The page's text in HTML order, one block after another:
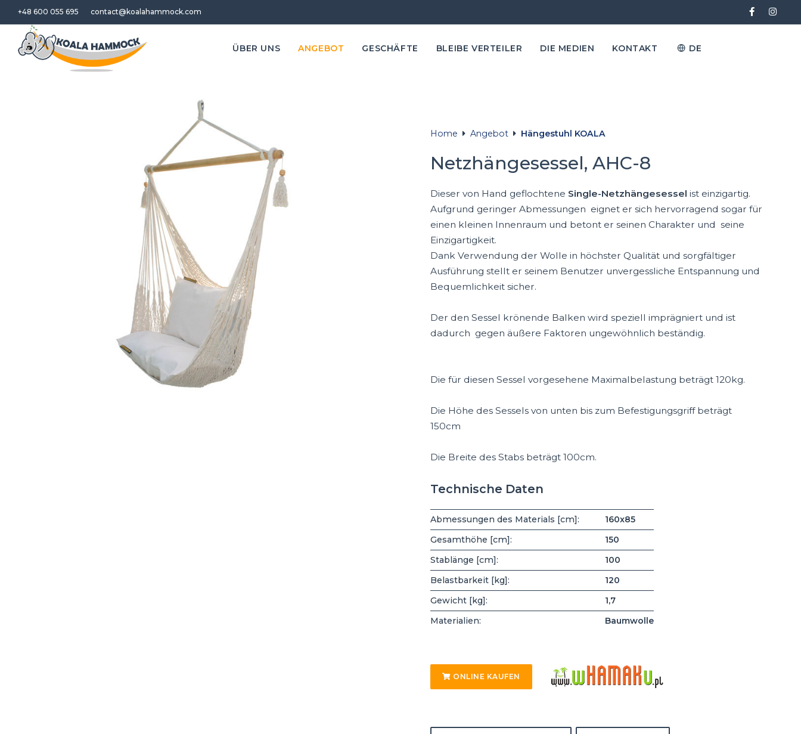
+48 600 055 695 contact@koalahammock.com
ÜBER UNS ANGEBOT GESCHÄFTE BLEIBE VERTEILER DIE MEDIEN KONTAKT DE
Home Angebot Hängestuhl KOALA
Netzhängesessel, AHC-8
Dieser von Hand geflochtene Single-Netzhängesessel ist einzigartig.
Aufgrund geringer Abmessungen eignet er sich hervorragend sogar für
einen kleinen Innenraum und betont er seinen Charakter und seine
Einzigartigkeit.
Dank Verwendung der Wolle in höchster Qualität und sorgfältiger
Ausführung stellt er seinem Benutzer unvergessliche Entspannung und
Bequemlichkeit sicher.
Der den Sessel krönende Balken wird speziell imprägniert und ist
dadurch gegen äußere Faktoren ungewöhnlich beständig.
Die für diesen Sessel vorgesehene Maximalbelastung beträgt 120kg.
Die Höhe des Sessels von unten bis zum Befestigungsgriff beträgt
150cm
Die Breite des Stabs beträgt 100cm.
Technische Daten
Abmessungen des Materials [cm]:
160x85
Gesamthöhe [cm]:
150
Stablänge [cm]:
100
Belastbarkeit [kg]:
120
Gewicht [kg]:
1,7
Materialien:
Baumwolle
ONLINE KAUFEN